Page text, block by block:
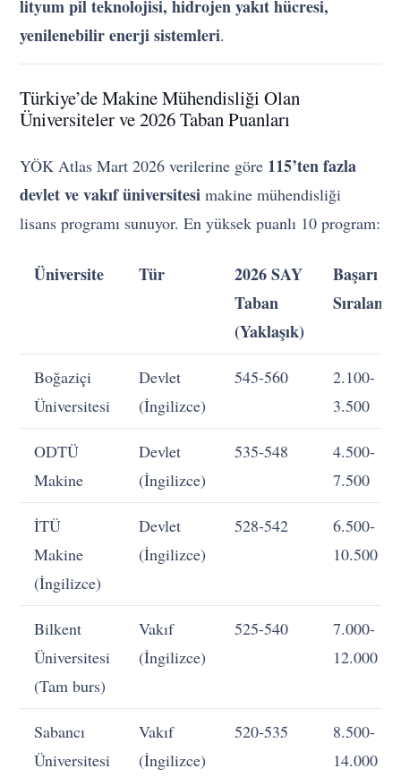
lityum pil teknolojisi, hidrojen yakıt hücresi,
yenilenebilir enerji sistemleri.
Türkiye’de Makine Mühendisliği Olan
Üniversiteler ve 2026 Taban Puanları
YÖK Atlas Mart 2026 verilerine göre 115’ten fazla
devlet ve vakıf üniversitesi makine mühendisliği
lisans programı sunuyor. En yüksek puanlı 10 program:
Üniversite Tür
2026 SAY
Taban
(Yaklaşık)
Başarı
Boğaziçi
Üniversitesi
Devlet
(İngilizce)
545-560
2.100-
3.500
ODTÜ
Makine
Devlet
(İngilizce)
535-548
4.500-
7.500
İTÜ
Makine
(İngilizce)
Devlet
(İngilizce)
528-542
6.500-
10.500
Bilkent
Üniversitesi
(Tam burs)
Vakıf
(İngilizce)
525-540
7.000-
12.000
Sabancı
Üniversitesi
Vakıf
(İngilizce)
520-535
8.500-
14.000